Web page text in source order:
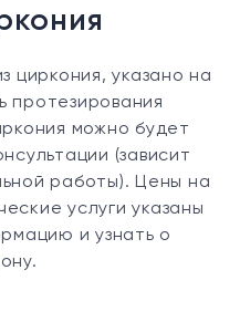
циркония, указано на
можно будет
(зависит
работы). Цены на
услуги указаны
и узнать о